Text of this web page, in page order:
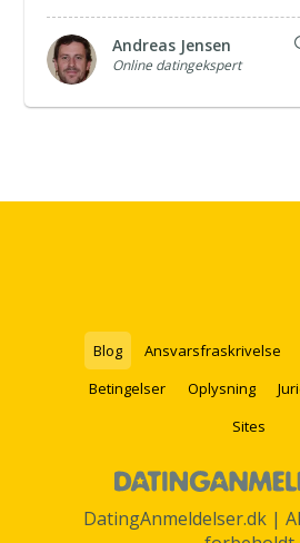
Andreas Jensen
Online datingekspert
Blog Ansvarsfraskrivelse
Betingelser
Oplysning
Sites
DatingAnmeldelser.dk |